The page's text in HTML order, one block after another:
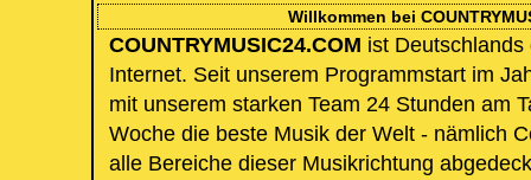
Willkommen bei
COUNTRYMUSIC24.COM ist
Internet. Seit unserem Programmstart im
mit unserem starken Team 24 Stunden am
Woche die beste Musik der Welt - nämlich
alle Bereiche dieser Musikrichtung